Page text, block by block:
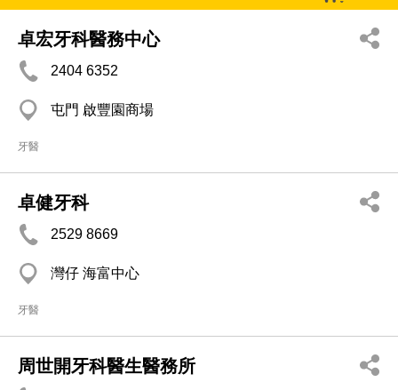
卓宏牙科醫務中心
2404 6352
屯門 啟豐園商場
牙醫
卓健牙科
2529 8669
灣仔 海富中心
牙醫
周世開牙科醫生醫務所